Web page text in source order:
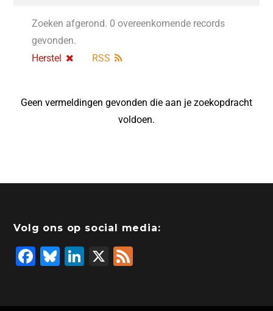
Zoeken afgerond. 0 overeenkomende records
gevonden.
Herstel
RSS
Geen vermeldingen gevonden die aan je zoekopdracht
voldoen.
Volg ons op social media:
F
Bl
Li
X